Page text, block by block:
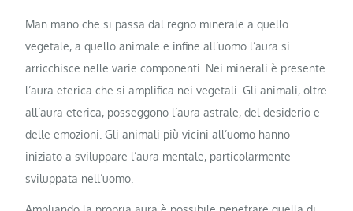
Man mano che si passa dal regno minerale a quello
vegetale, a quello animale e infine all’uomo l’aura si
arricchisce nelle varie componenti. Nei minerali è presente
l’aura eterica che si amplifica nei vegetali. Gli animali, oltre
all’aura eterica, posseggono l’aura astrale, del desiderio e
delle emozioni. Gli animali più vicini all’uomo hanno
iniziato a sviluppare l’aura mentale, particolarmente
sviluppata nell’uomo.